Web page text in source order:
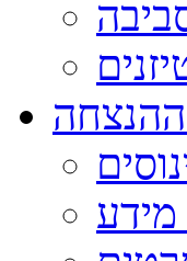
מידע